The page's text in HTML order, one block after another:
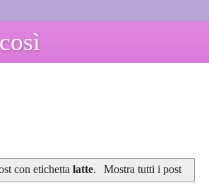
con etichettalatte. Mostra tutti i post